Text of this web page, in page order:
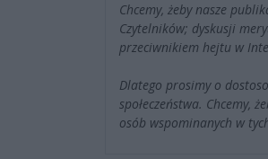
Chcemy, żeby nasze
Czytelników; dyskusji
przeciwnikiem hejtu w
Dlatego prosimy o
społeczeństwa. Chcemy,
osób wspominanych w